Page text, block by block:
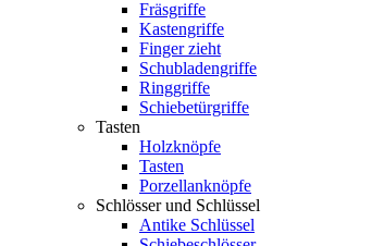
Fräsgriffe
Kastengriffe
Finger zieht
Schubladengriffe
Ringgriffe
Schiebetürgriffe
Tasten
Holzknöpfe
Tasten
Porzellanknöpfe
Schlösser und Schlüssel
Antike Schlüssel